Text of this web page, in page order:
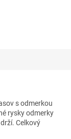
s odmerkou
rysky odmerky
Celkový